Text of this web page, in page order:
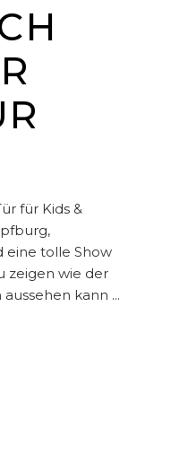
für Kids &
eine tolle Show
zeigen wie der
aussehen kann